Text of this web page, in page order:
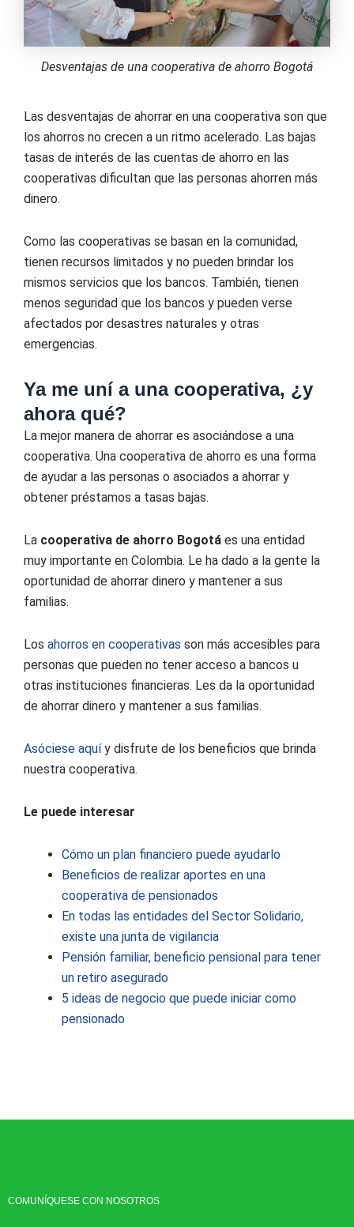
Desventajas de una cooperativa de ahorro Bogotá
Las desventajas de ahorrar en una cooperativa son que
los ahorros no crecen a un ritmo acelerado. Las bajas
tasas de interés de las cuentas de ahorro en las
cooperativas dificultan que las personas ahorren más
dinero.
Como las cooperativas se basan en la comunidad,
tienen recursos limitados y no pueden brindar los
mismos servicios que los bancos. También, tienen
menos seguridad que los bancos y pueden verse
afectados por desastres naturales y otras
emergencias.
Ya me uní a una cooperativa, ¿y
ahora qué?
La mejor manera de ahorrar es asociándose a una
cooperativa. Una cooperativa de ahorro es una forma
de ayudar a las personas o asociados a ahorrar y
obtener préstamos a tasas bajas.
La cooperativa de ahorro Bogotá es una entidad
muy importante en Colombia. Le ha dado a la gente la
oportunidad de ahorrar dinero y mantener a sus
familias.
Los ahorros en cooperativas son más accesibles para
personas que pueden no tener acceso a bancos u
otras instituciones financieras. Les da la oportunidad
de ahorrar dinero y mantener a sus familias.
Asóciese aquíy disfrute de los beneficios que brinda
nuestra cooperativa.
Le puede interesar
Cómo un plan financiero puede ayudarlo
Beneficios de realizar aportes en una
cooperativa de pensionados
En todas las entidades del Sector Solidario,
existe una junta de vigilancia
Pensión familiar, beneficio pensional para tener
un retiro asegurado
5 ideas de negocio que puede iniciar como
pensionado
COMUNÍQUESE CON NOSOTROS